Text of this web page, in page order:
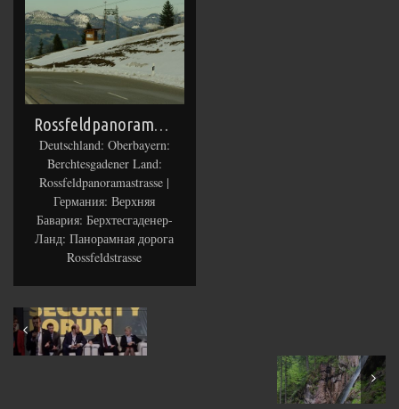
Rossfeldpanoramastrasse
Deutschland: Oberbayern:
Berchtesgadener Land:
Rossfeldpanoramastrasse |
Германия: Верхняя
Бавария: Берхтесгаденер-
Ланд: Панорамная дорога
Rossfeldstrasse
February 2016
May 2016